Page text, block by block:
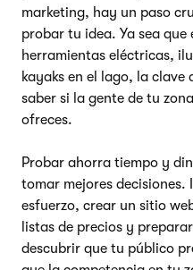
marketing, hay un paso
probar tu idea. Ya sea
herramientas eléctricas,
kayaks en el lago, la clave
saber si la gente de tu
ofreces.
Probar ahorra tiempo y
tomar mejores decisiones.
esfuerzo, crear un sitio
listas de precios y
descubrir que tu público